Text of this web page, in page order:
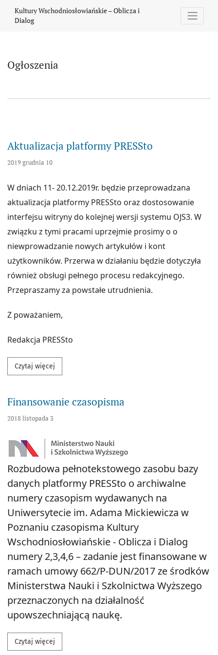
Ogłoszenia
Kultury Wschodniosłowiańskie – Oblicza i
Dialog
Ogłoszenia
Aktualizacja platformy PRESSto
2019 grudnia 10
W dniach 11- 20.12.2019r. będzie przeprowadzana
aktualizacja platformy PRESSto oraz dostosowanie
interfejsu witryny do kolejnej wersji systemu OJS3. W
związku z tymi pracami uprzejmie prosimy o o
niewprowadzanie nowych artykułów i kont
użytkowników. Przerwa w działaniu będzie dotyczyła
również obsługi pełnego procesu redakcyjnego.
Przepraszamy za powstałe utrudnienia.
Z poważaniem,
Redakcja PRESSto
Czytaj więcej
Finansowanie czasopisma
2018 listopada 3
Rozbudowa pełnotekstowego zasobu bazy
danych platformy PRESSto o archiwalne
numery czasopism wydawanych na
Uniwersytecie im. Adama Mickiewicza w
Poznaniu czasopisma Kultury
Wschodniosłowiańskie - Oblicza i Dialog
numery 2,3,4,6 – zadanie jest finansowane w
ramach umowy 662/P-DUN/2017 ze środków
Ministerstwa Nauki i Szkolnictwa Wyższego
przeznaczonych na działalność
upowszechniającą naukę.
Czytaj więcej